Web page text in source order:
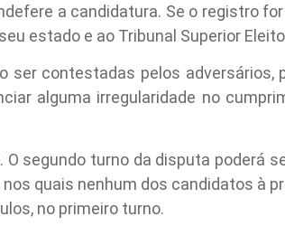
a candidatura. Se o registro
estado e ao Tribunal Superior
ser contestadas pelos adversários,
alguma irregularidade no
segundo turno da disputa poderá
quais nenhum dos candidatos à
no primeiro turno.